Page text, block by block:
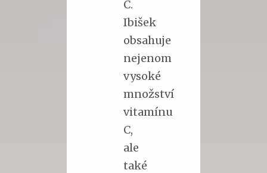
C.
Ibišek
obsahuje
nejenom
vysoké
množství
vitamínu
C,
ale
také